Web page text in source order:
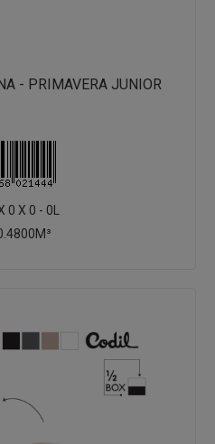
- PRIMAVERA JUNIOR
0 X 0 - 0L